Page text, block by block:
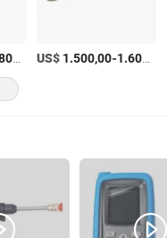
/Set
US$ 1.500,00-1.600,00